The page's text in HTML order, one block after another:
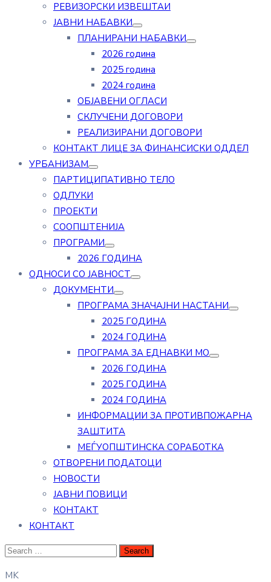
РЕВИЗОРСКИ ИЗВЕШТАИ
ЈАВНИ НАБАВКИ
ПЛАНИРАНИ НАБАВКИ
2026 година
2025 година
2024 година
ОБЈАВЕНИ ОГЛАСИ
СКЛУЧЕНИ ДОГОВОРИ
РЕАЛИЗИРАНИ ДОГОВОРИ
КОНТАКТ ЛИЦЕ ЗА ФИНАНСИСКИ ОДДЕЛ
УРБАНИЗАМ
ПАРТИЦИПАТИВНО ТЕЛО
ОДЛУКИ
ПРОЕКТИ
СООПШТЕНИЈА
ПРОГРАМИ
2026 ГОДИНА
ОДНОСИ СО ЈАВНОСТ
ДОКУМЕНТИ
ПРОГРАМА ЗНАЧАЈНИ НАСТАНИ
2025 ГОДИНА
2024 ГОДИНА
ПРОГРАМА ЗА ЕДНАВКИ МО
2026 ГОДИНА
2025 ГОДИНА
2024 ГОДИНА
ИНФОРМАЦИИ ЗА ПРОТИВПОЖАРНА
ЗАШТИТА
МЕЃУОПШТИНСКА СОРАБОТКА
ОТВОРЕНИ ПОДАТОЦИ
НОВОСТИ
ЈАВНИ ПОВИЦИ
КОНТАКТ
КОНТАКТ
MK